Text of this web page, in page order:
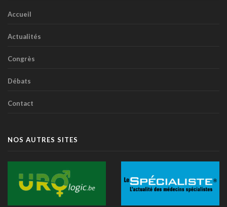
Accueil
Actualités
Congrès
Débats
Contact
NOS AUTRES SITES